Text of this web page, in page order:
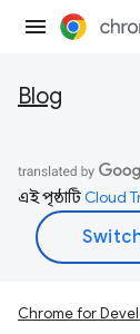
Blog
এই পৃষ্ঠাটিCloud
Chrome for